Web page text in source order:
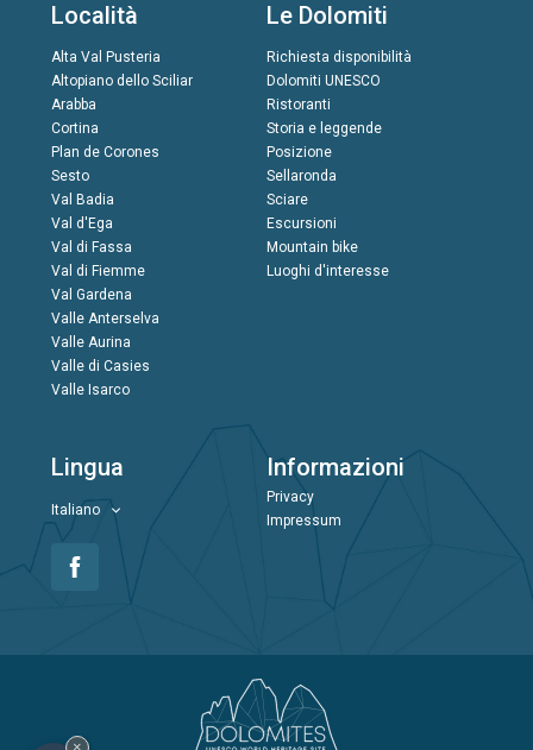
Località
Alta Val Pusteria
Altopiano dello Sciliar
Arabba
Cortina
Plan de Corones
Sesto
Val Badia
Val d'Ega
Val di Fassa
Val di Fiemme
Val Gardena
Valle Anterselva
Valle Aurina
Valle di Casies
Valle Isarco
Le Dolomiti
Richiesta disponibilità
Dolomiti UNESCO
Ristoranti
Storia e leggende
Posizione
Sellaronda
Sciare
Escursioni
Mountain bike
Luoghi d'interesse
Lingua
Italiano
Informazioni
Privacy
Impressum